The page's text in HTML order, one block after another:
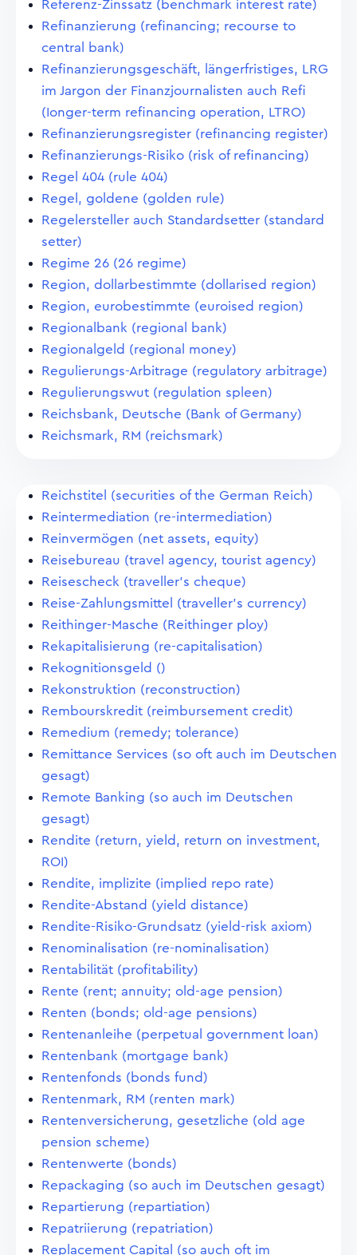
Referenz-Zinssatz (benchmark interest rate)
Refinanzierung (refinancing; recourse to
central bank)
Refinanzierungsgeschäft, längerfristiges, LRG
im Jargon der Finanzjournalisten auch Refi
(Ionger-term refinancing operation, LTRO)
Refinanzierungsregister (refinancing register)
Refinanzierungs-Risiko (risk of refinancing)
Regel 404 (rule 404)
Regel, goldene (golden rule)
Regelersteller auch Standardsetter (standard
setter)
Regime 26 (26 regime)
Region, dollarbestimmte (dollarised region)
Region, eurobestimmte (euroised region)
Regionalbank (regional bank)
Regionalgeld (regional money)
Regulierungs-Arbitrage (regulatory arbitrage)
Regulierungswut (regulation spleen)
Reichsbank, Deutsche (Bank of Germany)
Reichsmark, RM (reichsmark)
Reichstitel (securities of the German Reich)
Reintermediation (re-intermediation)
Reinvermögen (net assets, equity)
Reisebureau (travel agency, tourist agency)
Reisescheck (traveller's cheque)
Reise-Zahlungsmittel (traveller's currency)
Reithinger-Masche (Reithinger ploy)
Rekapitalisierung (re-capitalisation)
Rekognitionsgeld ()
Rekonstruktion (reconstruction)
Rembourskredit (reimbursement credit)
Remedium (remedy; tolerance)
Remittance Services (so oft auch im Deutschen
gesagt)
Remote Banking (so auch im Deutschen
gesagt)
Rendite (return, yield, return on investment,
ROI)
Rendite, implizite (implied repo rate)
Rendite-Abstand (yield distance)
Rendite-Risiko-Grundsatz (yield-risk axiom)
Renominalisation (re-nominalisation)
Rentabilität (profitability)
Rente (rent; annuity; old-age pension)
Renten (bonds; old-age pensions)
Rentenanleihe (perpetual government loan)
Rentenbank (mortgage bank)
Rentenfonds (bonds fund)
Rentenmark, RM (renten mark)
Rentenversicherung, gesetzliche (old age
pension scheme)
Rentenwerte (bonds)
Repackaging (so auch im Deutschen gesagt)
Repartierung (repartiation)
Repatriierung (repatriation)
Replacement Capital (so auch oft im